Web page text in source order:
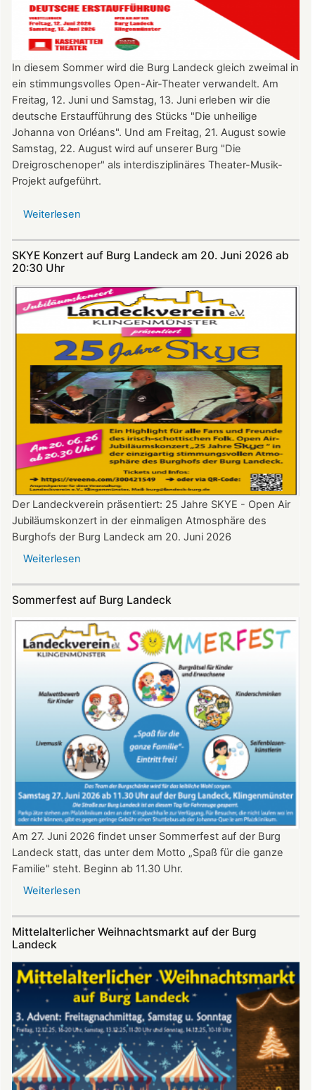
In diesem Sommer wird die Burg Landeck gleich zweimal in
ein stimmungsvolles Open-Air-Theater verwandelt. Am
Freitag, 12. Juni und Samstag, 13. Juni erleben wir die
deutsche Erstaufführung des Stücks "Die unheilige
Johanna von Orléans". Und am Freitag, 21. August sowie
Samstag, 22. August wird auf unserer Burg "Die
Dreigroschenoper" als interdisziplinäres Theater-Musik-
Projekt aufgeführt.
Weiterlesen
Theatersommer
Burg
Landeck
SKYE Konzert auf Burg Landeck am 20. Juni 2026 ab
20:30 Uhr​​​​​​​​​​​​​​
Der Landeckverein präsentiert: 25 Jahre SKYE - Open Air
Jubiläumskonzert in der einmaligen Atmosphäre des
Burghofs der Burg Landeck am 20. Juni 2026
Weiterlesen
auf
Burg
Landeck
am
Juni
2026
ab
20:30
Uhr​​​​​​​​​​​​​​
Sommerfest auf Burg Landeck
Am 27. Juni 2026 findet unser Sommerfest auf der Burg
Landeck statt, das unter dem Motto „Spaß für die ganze
Familie" steht. Beginn ab 11.30 Uhr.
Weiterlesen
Burg
Mittelalterlicher Weihnachtsmarkt auf der Burg
Landeck